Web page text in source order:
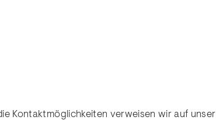
Kontaktmöglichkeiten verweisen wir auf unser